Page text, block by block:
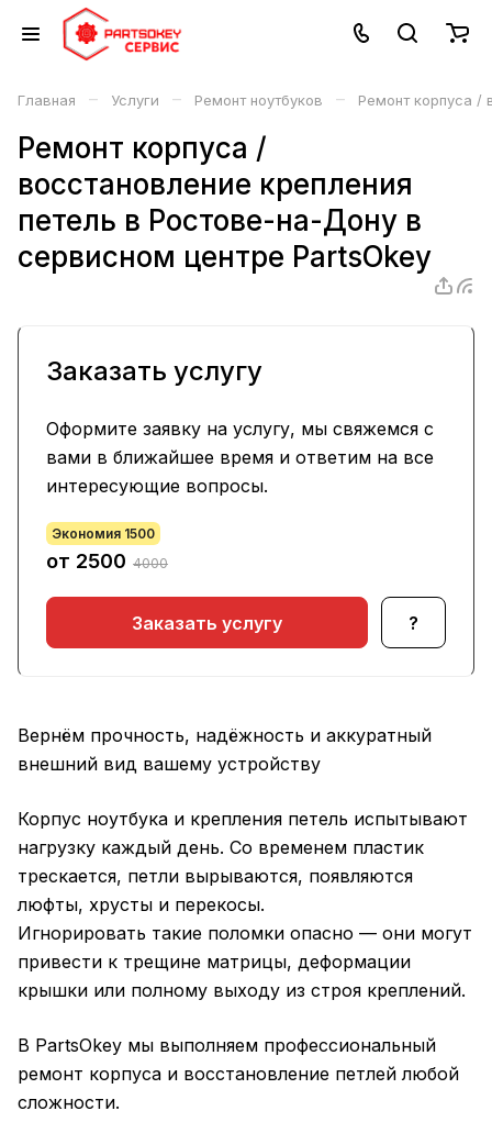
Главная – Услуги – Ремонт ноутбуков – Ремонт корпуса /
Ремонт корпуса /
восстановление крепления
петель в Ростове-на-Дону в
сервисном центре PartsOkey
Заказать услугу
Оформите заявку на услугу, мы свяжемся с
вами в ближайшее время и ответим на все
интересующие вопросы.
Экономия 1500
от 2500 4000
Заказать услугу ?
Вернём прочность, надёжность и аккуратный
внешний вид вашему устройству
Корпус ноутбука и крепления петель испытывают
нагрузку каждый день. Со временем пластик
трескается, петли вырываются, появляются
люфты, хрусты и перекосы.
Игнорировать такие поломки опасно — они могут
привести к трещине матрицы, деформации
крышки или полному выходу из строя креплений.
В PartsOkey мы выполняем профессиональный
ремонт корпуса и восстановление петлей любой
сложности.